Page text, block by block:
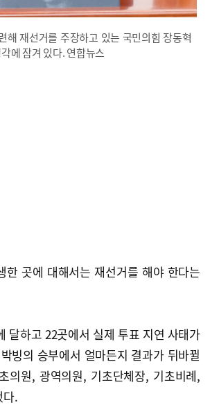
해 재선거를 주장하고 있는 국민의힘 장동혁
에 잠겨 있다. 연합뉴스
곳에 대해서는 재선거를 해야 한다는
달하고 22곳에서 실제 투표 지연 사태가
빙의 승부에서 얼마든지 결과가 뒤바뀔
의원, 광역의원, 기초단체장, 기초비례,
다.